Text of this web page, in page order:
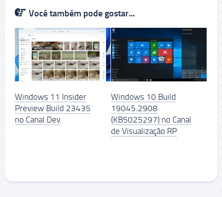
Você também pode gostar...
Windows 11 Insider
Preview Build 23435
no Canal Dev
Windows 10 Build
19045.2908
(KB5025297) no Canal
de Visualização RP